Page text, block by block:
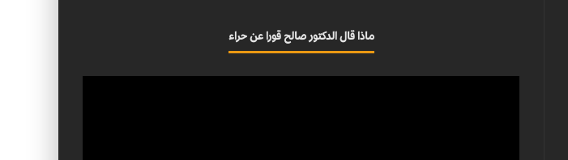
ماذا قال الدكتور صالح قورا عن حراء